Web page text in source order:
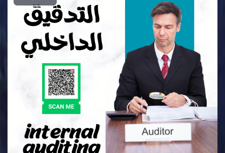
Play
Video